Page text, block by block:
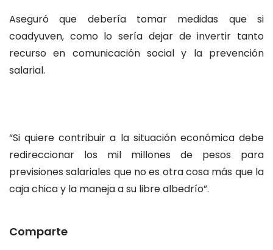
Aseguró que debería tomar medidas que si
coadyuven, como lo sería dejar de invertir tanto
recurso en comunicación social y la prevención
salarial.
“Si quiere contribuir a la situación económica debe
redireccionar los mil millones de pesos para
previsiones salariales que no es otra cosa más que la
caja chica y la maneja a su libre albedrío”.
Comparte